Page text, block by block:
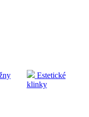
Estetické
klinky